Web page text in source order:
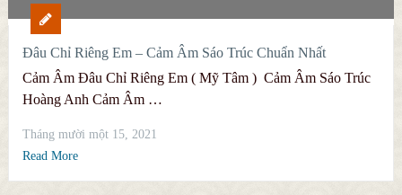
Đâu Chỉ Riêng Em – Cảm Âm Sáo Trúc Chuẩn Nhất
Cảm Âm Đâu Chỉ Riêng Em ( Mỹ Tâm ) Cảm Âm Sáo Trúc
Hoàng Anh Cảm Âm …
Tháng mười một 15, 2021
Read More